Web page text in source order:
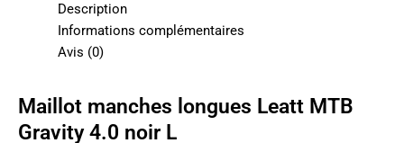
Description
Informations complémentaires
Avis (0)
Maillot manches longues Leatt MTB
Gravity 4.0 noir L